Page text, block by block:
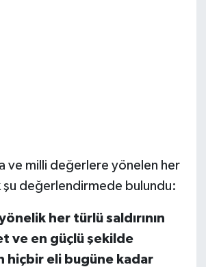
ve milli değerlere yönelen her
şu değerlendirmede bulundu:
her türlü saldırının
ve en güçlü şekilde
hiçbir eli bugüne kadar